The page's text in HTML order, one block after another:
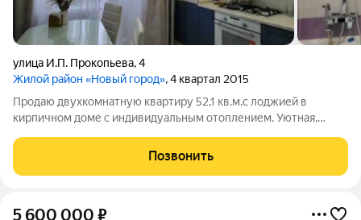
улица И.П. Прокопьева,4
Жилой район «Новый город», 4 квартал 2015
Продаю двухкомнатную квартиру 52,1 кв.м.с лоджией в
кирпичном доме с индивидуальным отоплением. Уютная,
расположена на 7-м этаже, красивый вид из окна, окна выходят
во двор, что создает
Позвонить
5 600 000 ₽